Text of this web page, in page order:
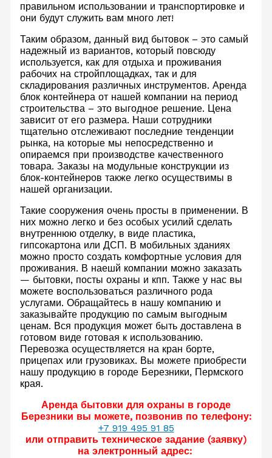
правильном использовании и транспортировке и
они будут служить вам много лет!
Таким образом, данный вид бытовок – это самый
надежный из вариантов, который повсюду
используется, как для отдыха и проживания
рабочих на стройплощадках, так и для
складирования различных инструментов. Аренда
блок контейнера от нашей компании на период
строительства – это выгодное решение. Цена
зависит от его размера. Наши сотрудники
тщательно отслеживают последние тенденции
рынка, на которые мы непосредственно и
опираемся при производстве качественного
товара. Заказы на модульные конструкции из
блок-контейнеров также легко осуществимы в
нашей организации.
Такие сооружения очень просты в применении. В
них можно легко и без особых усилий сделать
внутреннюю отделку, в виде пластика,
гипсокартона или ДСП. В мобильных зданиях
можно просто создать комфортные условия для
проживания. В наешй компании можно заказать
— бытовки, посты охраны и кпп. Также у нас вы
можете воспользоваться различного рода
услугами. Обращайтесь в нашу компанию и
заказывайте продукцию по самым выгодным
ценам. Вся продукция может быть доставлена в
готовом виде готовая к использованию.
Перевозка осуществляется на кран борте,
прицепах или грузовиках. Вы можете приобрести
нашу продукцию в городе Березники, Пермского
края.
Аренда бытовки для охраны в городе
Березники вы можете, позвонив по телефону:
+7 919 495 91 85
или отправить техническое задание (заявку)
на электронный адрес: